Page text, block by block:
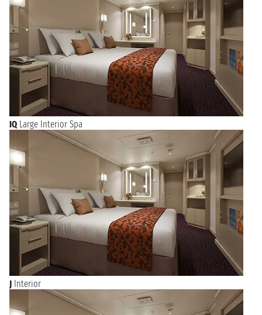
martedì 15 giugno 2027
08:00 - 16:00
TRONDHEIM
mercoledì 16 giugno 2027 NAVIGAZIONE
giovedì 17 giugno 2027 NAVIGAZIONE
giovedì 17 giugno 2027
10:00 - 19:00
HONNINGSVÅG
venerdì 18 giugno 2027
09:00 - 18:00
TROMSO
sabato 19 giugno 2027 NAVIGAZIONE
domenica 20 giugno 2027
07:00 - 16:00
ANDALSNES
lunedì 21 giugno 2027
10:00 - 18:00
HAUGESUND
martedì 22 giugno 2027
08:00 - 17:00
LERWICK
mercoledì 23 giugno 2027
08:00 - 18:00
INVERGORDON
IQ Large Interior Spa
J Interior